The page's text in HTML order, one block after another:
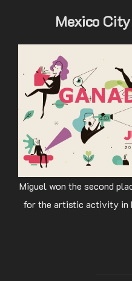
Mexico
Miguel won the second
for the artistic activity in